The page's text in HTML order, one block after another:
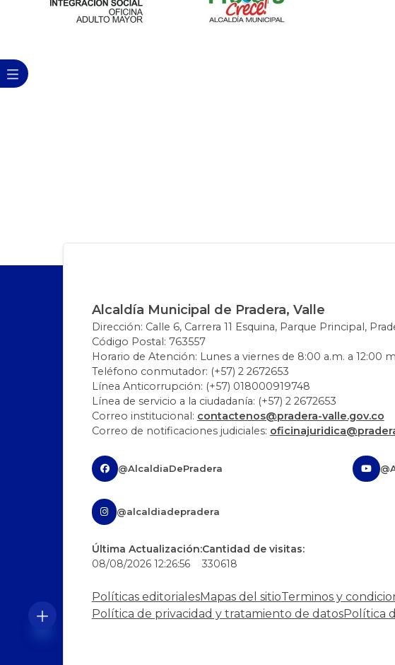
Alcaldía Municipal de Pradera, Valle
Dirección: Calle 6, Carrera 11 Esquina, Parque Principal,
Código Postal: 763557
Horario de Atención: Lunes a viernes de 8:00 a.m. a 12:00
Teléfono conmutador: (+57) 2 2672653
Línea Anticorrupción: (+57) 018000919748
Línea de servicio a la ciudadanía: (+57) 2 2672653
Correo institucional: contactenos@pradera-valle.gov.co
Correo de notificaciones judiciales:
@AlcaldiaDePradera
@alcaldiadepradera
Última Actualización:
08/08/2026 12:26:56
Cantidad de visitas:
330618
Políticas editorialesMapas del sitioTerminos y
Política de privacidad y tratamiento de datosPolítica